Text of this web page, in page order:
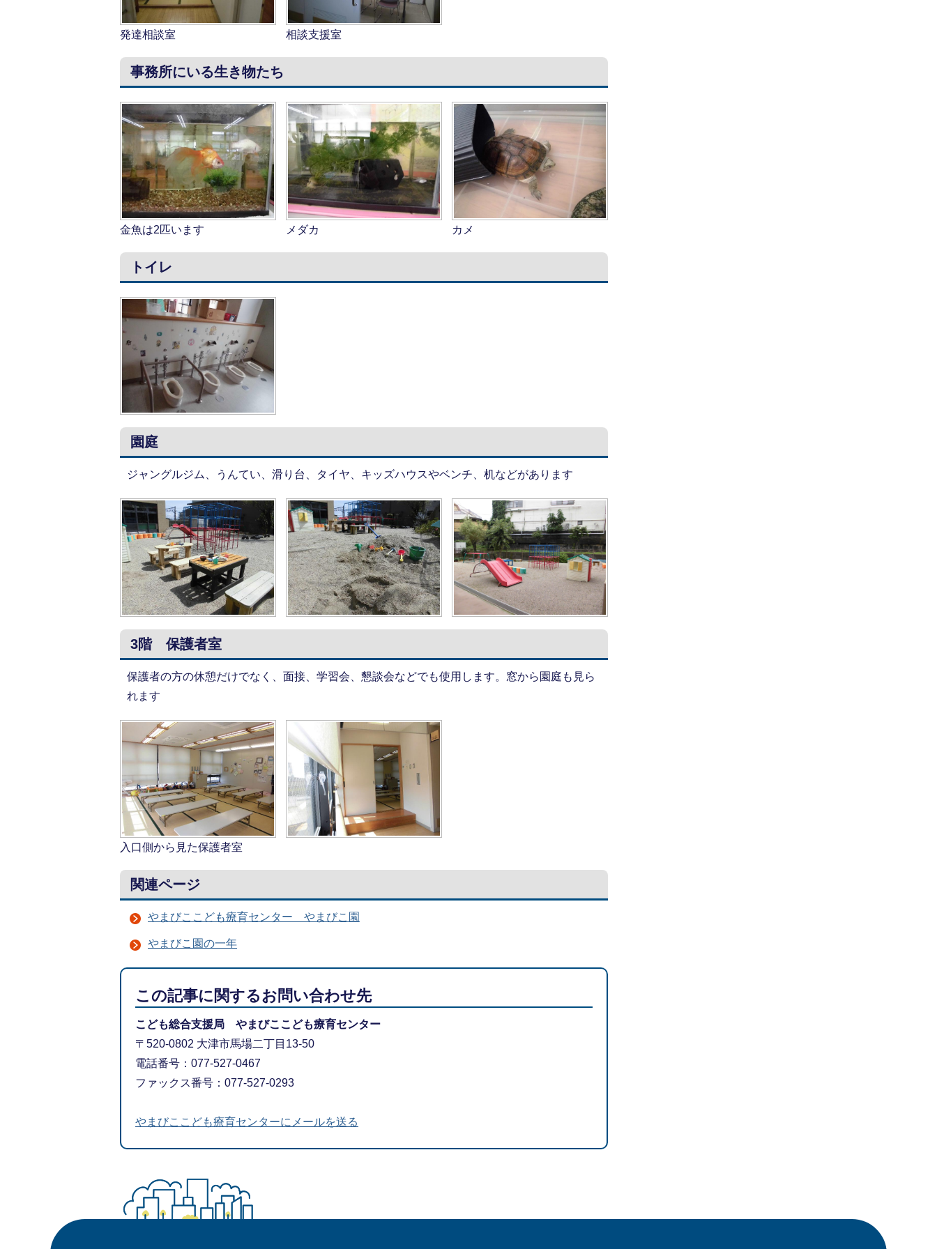
発達相談室 相談支援室
事務所にいる生き物たち
金魚は2匹います メダカ カメ
トイレ
園庭
ジャングルジム、うんてい、滑り台、タイヤ、キッズハウスやベンチ、机などがあります
3階 保護者室
保護者の方の休憩だけでなく、面接、学習会、懇談会などでも使用します。窓から園庭も見ら
れます
入口側から見た保護者室
関連ページ
やまびここども療育センター やまびこ園
やまびこ園の一年
この記事に関するお問い合わせ先
こども総合支援局 やまびここども療育センター
〒520-0802 大津市馬場二丁目13-50
電話番号：077-527-0467
ファックス番号：077-527-0293
やまびここども療育センターにメールを送る